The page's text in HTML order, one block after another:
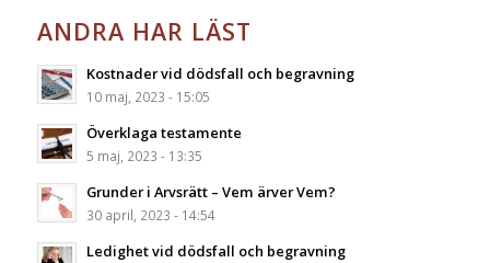
ANDRA HAR LÄST
Kostnader vid dödsfall och begravning
10 maj, 2023 - 15:05
Överklaga testamente
5 maj, 2023 - 13:35
Grunder i Arvsrätt – Vem ärver Vem?
30 april, 2023 - 14:54
Ledighet vid dödsfall och begravning